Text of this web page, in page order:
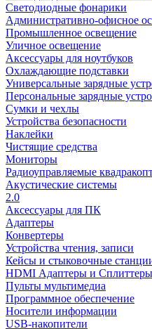
Светодиодные фонарики
Административно-офисное
Промышленное освещение
Уличное освещение
Аксессуары для ноутбуков
Охлаждающие подставки
Универсальные зарядные
Персональные зарядные
Сумки и чехлы
Устройства безопасности
Наклейки
Чистящие средства
Мониторы
Радиоуправляемые
Акустические системы
2.0
Аксессуары для ПК
Адаптеры
Конвертеры
Устройства чтения, записи
Кейсы и стыковочные
HDMI Адаптеры и Сплиттеры
Пульты мультимедиа
Программное обеспечение
Носители информации
USB-накопители